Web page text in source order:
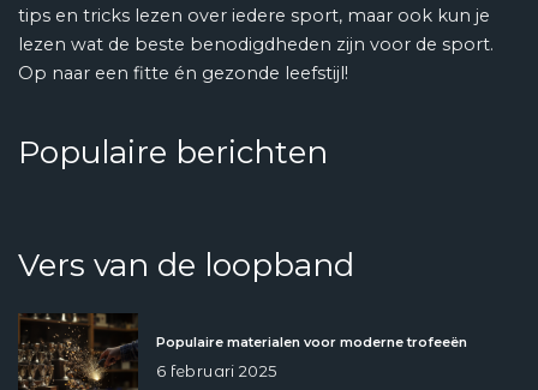
tips en tricks lezen over iedere sport, maar ook kun je
lezen wat de beste benodigdheden zijn voor de sport.
Op naar een fitte én gezonde leefstijl!
Populaire berichten
Vers van de loopband
Populaire materialen voor moderne trofeeën
6 februari 2025